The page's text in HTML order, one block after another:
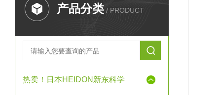
产品分类 / PRODUCT
热卖！日本HEIDON新东科学